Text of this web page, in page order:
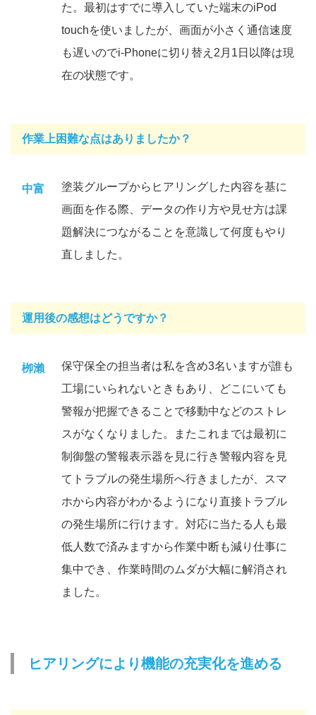
た。最初はすでに導入していた端末のiPod
touchを使いましたが、画面が小さく通信速度
も遅いのでi-Phoneに切り替え2月1日以降は現
在の状態です。
作業上困難な点はありましたか？
中富
塗装グループからヒアリングした内容を基に
画面を作る際、データの作り方や見せ方は課
題解決につながることを意識して何度もやり
直しました。
運用後の感想はどうですか？
栁瀨
保守保全の担当者は私を含め3名いますが誰も
工場にいられないときもあり、どこにいても
警報が把握できることで移動中などのストレ
スがなくなりました。またこれまでは最初に
制御盤の警報表示器を見に行き警報内容を見
てトラブルの発生場所へ行きましたが、スマ
ホから内容がわかるようになり直接トラブル
の発生場所に行けます。対応に当たる人も最
低人数で済みますから作業中断も減り仕事に
集中でき、作業時間のムダが大幅に解消され
ました。
ヒアリングにより機能の充実化を進める